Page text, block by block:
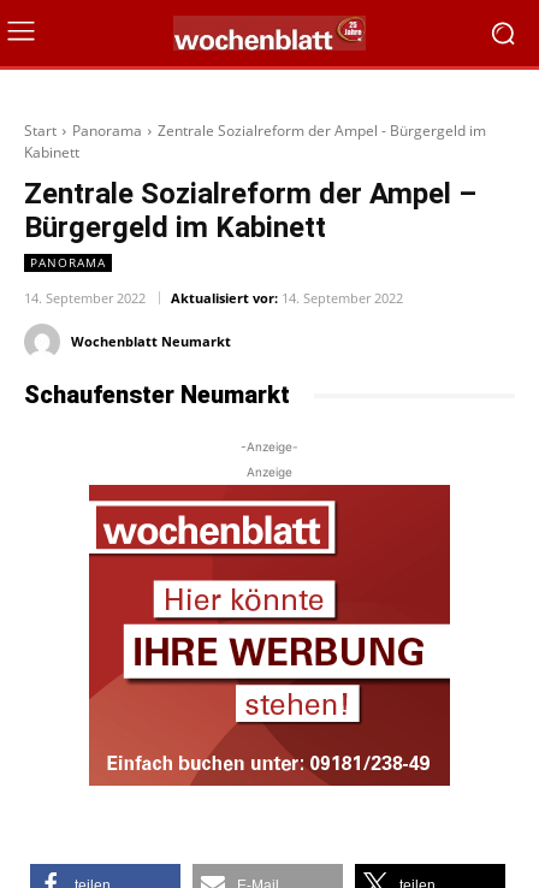
Start Panorama
Zentrale Sozialreform der Ampel - Bürgergeld im
Kabinett
Zentrale Sozialreform der Ampel –
Bürgergeld im Kabinett
PANORAMA
14. September 2022 Aktualisiert vor: 14. September 2022
Wochenblatt Neumarkt
Schaufenster Neumarkt
-Anzeige-
Anzeige